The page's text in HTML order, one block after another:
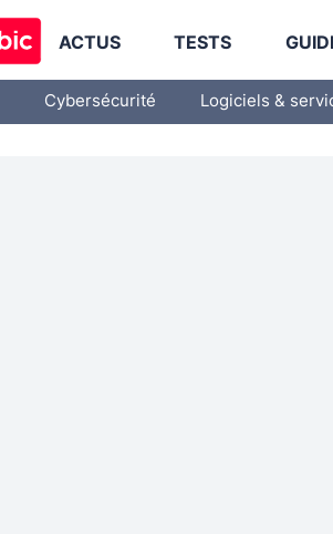
ACTUS TESTS
Cybersécurité Logiciels &